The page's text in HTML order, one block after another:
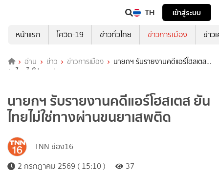
TH
เข้าสู่ระบบ
หน้าแรก
โควิด-19 ข่าวทั่วไทย ข่าวการเมือง ข่าว
อ่าน ข่าว ข่าวการเมือง
นายกฯ รับรายงานคดีแอร์โฮสเตส
ยันไทยไม่ใช่ทางผ่านขนยาเสพติด
นายกฯ รับรายงานคดีแอร์โฮสเตส ยัน
ไทยไม่ใช่ทางผ่านขนยาเสพติด
TNN ช่อง16
2 กรกฎาคม 2569 ( 15:10 )
37